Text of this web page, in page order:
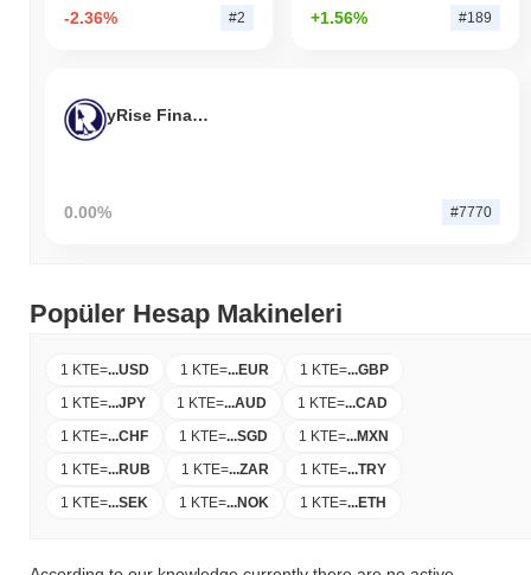
-2.36% #2 +1.56% #189
yRise Finance
0.00% #7770
Popüler Hesap Makineleri
1 KTE=...USD 1 KTE=...EUR 1 KTE=...GBP
1 KTE=...JPY 1 KTE=...AUD 1 KTE=...CAD
1 KTE=...CHF 1 KTE=...SGD 1 KTE=...MXN
1 KTE=...RUB 1 KTE=...ZAR 1 KTE=...TRY
1 KTE=...SEK 1 KTE=...NOK 1 KTE=...ETH